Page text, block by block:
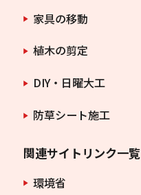
家具の移動
植木の剪定
DIY・日曜大工
防草シート施工
関連サイトリンク一覧
環境省